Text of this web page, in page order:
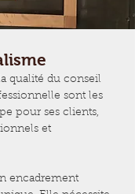
qualité du conseil
sont les
pour ses clients,
et
encadrement